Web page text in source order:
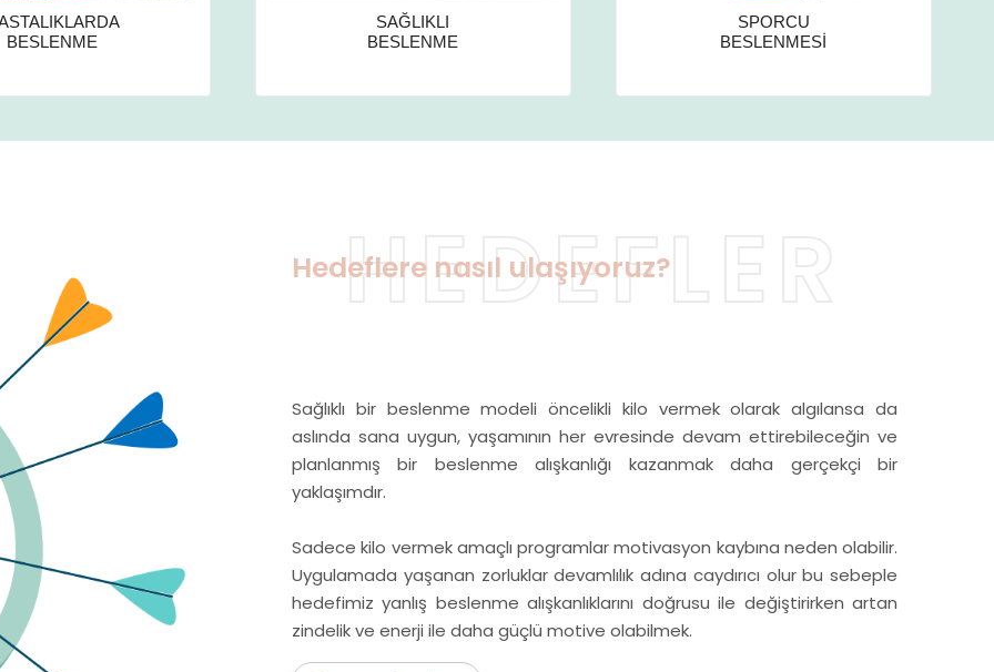
SAĞLIKLI
BESLENME
SPORCU
BESLENMESİ
KİLO
YÖNETİMİ
HEDEFLER
Hedeflere nasıl ulaşıyoruz?
Sağlıklı bir beslenme modeli öncelikli kilo vermek olarak algılansa da
aslında sana uygun, yaşamının her evresinde devam ettirebileceğin ve
planlanmış bir beslenme alışkanlığı kazanmak daha gerçekçi bir
yaklaşımdır.
Sadece kilo vermek amaçlı programlar motivasyon kaybına neden olabilir.
Uygulamada yaşanan zorluklar devamlılık adına caydırıcı olur bu sebeple
hedefimiz yanlış beslenme alışkanlıklarını doğrusu ile değiştirirken artan
zindelik ve enerji ile daha güçlü motive olabilmek.